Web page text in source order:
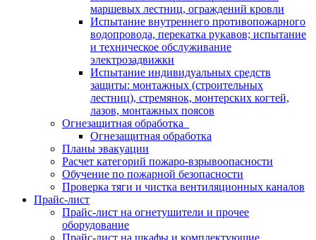
маршевых лестниц, ограждений кровли
Испытание внутреннего противопожарного
водопровода, перекатка рукавов; испытание
и техническое обслуживание
электрозадвижки
Испытание индивидуальных средств
защиты: монтажных (строительных
лестниц), стремянок, монтерских когтей,
лазов, монтажных поясов
Огнезащитная обработка
Огнезащитная обработка
Планы эвакуации
Расчет категорий пожаро-взрывоопасности
Обучение по пожарной безопасности
Проверка тяги и чистка вентиляционных каналов
Прайс-лист
Прайс-лист на огнетушители и прочее
оборудование
Прайс-лист на шкафы и комплектующие